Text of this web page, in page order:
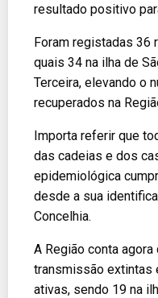
resultado positivo
Foram registadas 36
quais 34 na ilha de
Terceira, elevando o
recuperados na
Importa referir que
das cadeias e dos
epidemiológica
desde a sua
Concelhia.
A Região conta
transmissão extintas
ativas, sendo 19 na